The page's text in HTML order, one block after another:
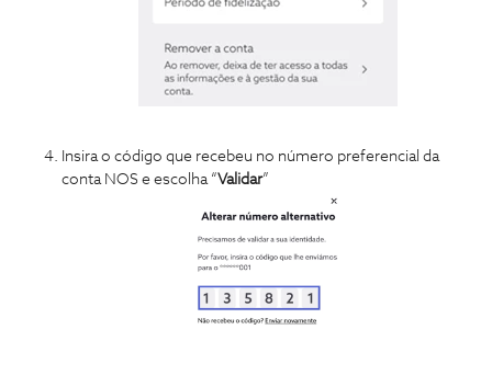
Insira o código que recebeu no número preferencial da
conta NOS e escolha “Validar”